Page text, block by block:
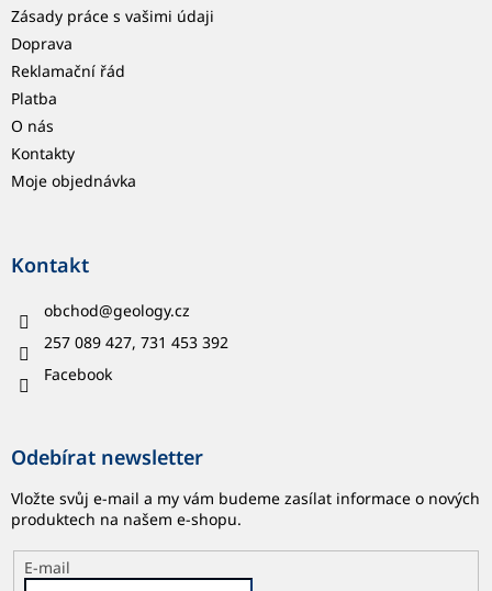
Zásady práce s vašimi údaji
Doprava
Reklamační řád
Platba
O nás
Kontakty
Moje objednávka
Kontakt
obchod@geology.cz
257 089 427, 731 453 392
Facebook
Odebírat newsletter
Vložte svůj e-mail a my vám budeme zasílat informace o nových
produktech na našem e-shopu.
E-mail